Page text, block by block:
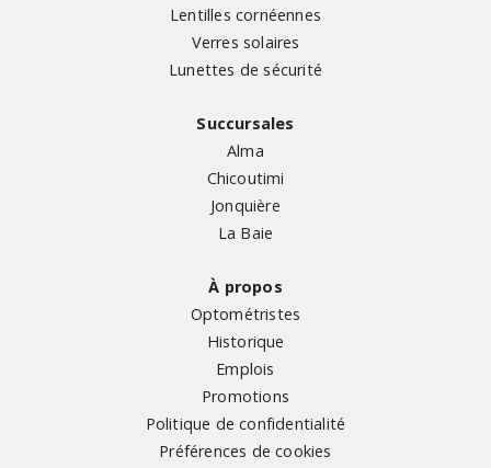
Lentilles cornéennes
Verres solaires
Lunettes de sécurité
Succursales
Alma
Chicoutimi
Jonquière
La Baie
À propos
Optométristes
Historique
Emplois
Promotions
Politique de confidentialité
Préférences de cookies